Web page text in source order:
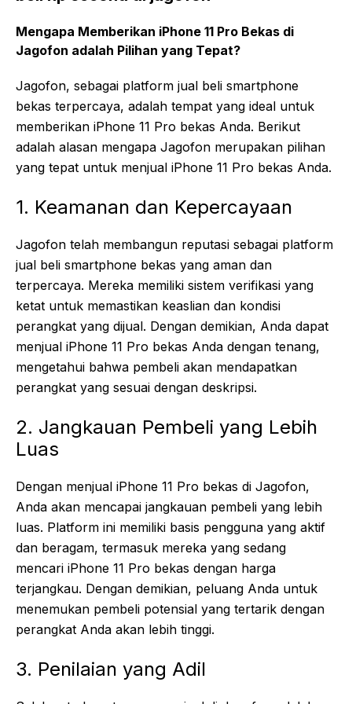
Mengapa Memberikan iPhone 11 Pro Bekas di
Jagofon adalah Pilihan yang Tepat?
Jagofon, sebagai platform jual beli smartphone
bekas terpercaya, adalah tempat yang ideal untuk
memberikan iPhone 11 Pro bekas Anda. Berikut
adalah alasan mengapa Jagofon merupakan pilihan
yang tepat untuk menjual iPhone 11 Pro bekas Anda.
1. Keamanan dan Kepercayaan
Jagofon telah membangun reputasi sebagai platform
jual beli smartphone bekas yang aman dan
terpercaya. Mereka memiliki sistem verifikasi yang
ketat untuk memastikan keaslian dan kondisi
perangkat yang dijual. Dengan demikian, Anda dapat
menjual iPhone 11 Pro bekas Anda dengan tenang,
mengetahui bahwa pembeli akan mendapatkan
perangkat yang sesuai dengan deskripsi.
2. Jangkauan Pembeli yang Lebih
Luas
Dengan menjual iPhone 11 Pro bekas di Jagofon,
Anda akan mencapai jangkauan pembeli yang lebih
luas. Platform ini memiliki basis pengguna yang aktif
dan beragam, termasuk mereka yang sedang
mencari iPhone 11 Pro bekas dengan harga
terjangkau. Dengan demikian, peluang Anda untuk
menemukan pembeli potensial yang tertarik dengan
perangkat Anda akan lebih tinggi.
3. Penilaian yang Adil